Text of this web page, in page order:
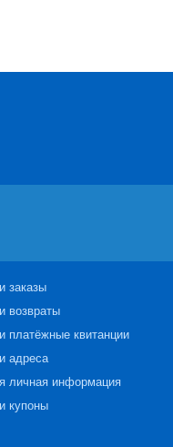
заказы
возвраты
платёжные квитанции
адреса
личная информация
купоны